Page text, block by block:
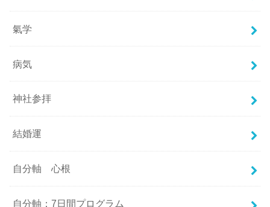
氣学
病気
神社参拝
結婚運
自分軸 心根
自分軸：7日間プログラム